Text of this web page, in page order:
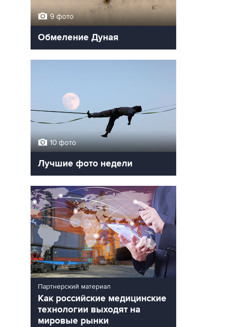
9 фото
Обмеление Дуная
10 фото
Лучшие фото недели
Партнерский материал
Как российские медицинские
технологии выходят на
мировые рынки